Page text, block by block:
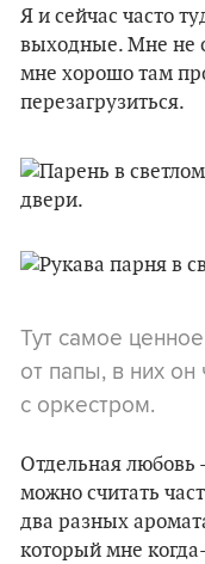
Я и сейчас часто
выходные. Мне не
мне хорошо там
перезагрузиться.
Тут самое
от папы, в них он
с оркестром.
Отдельная
можно считать
два разных
который мне